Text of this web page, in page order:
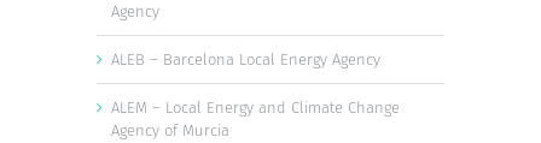
Agency
ALEB – Barcelona Local Energy Agency
ALEM – Local Energy and Climate Change
Agency of Murcia